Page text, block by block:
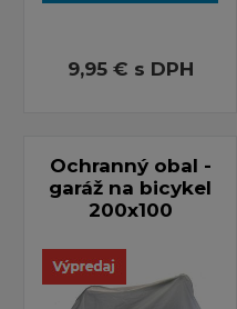
9,95 € s DPH
Ochranný obal -
garáž na bicykel
200x100